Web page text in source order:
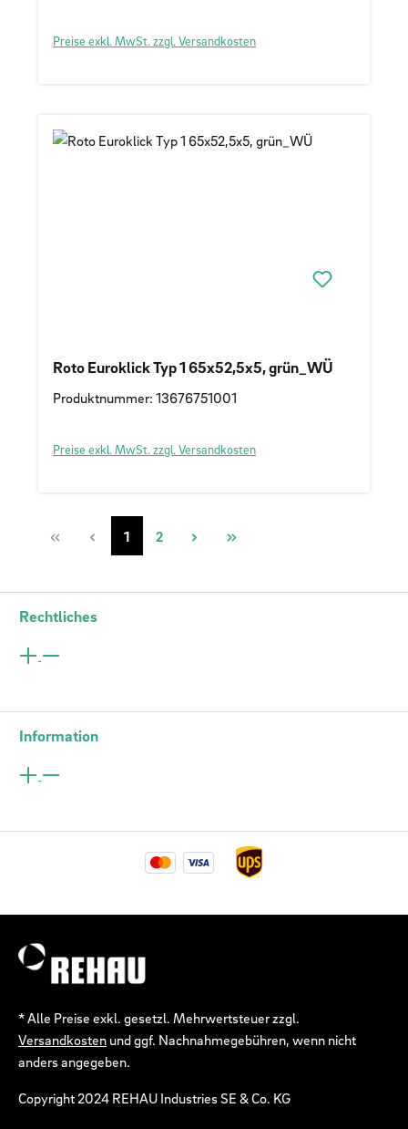
Preise exkl. MwSt. zzgl. Versandkosten
Roto Euroklick Typ 1 65x52,5x5, grün_WÜ
Produktnummer: 13676751001
Preise exkl. MwSt. zzgl. Versandkosten
Seite
1 Seite
2
Rechtliches
Information
* Alle Preise exkl. gesetzl. Mehrwertsteuer zzgl.
Versandkosten und ggf. Nachnahmegebühren, wenn nicht
anders angegeben.
Copyright 2024 REHAU Industries SE & Co. KG